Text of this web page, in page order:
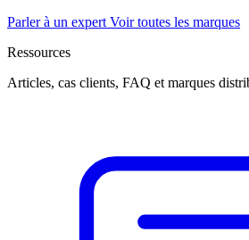
Parler à un expert Voir toutes les marques
Ressources
Articles, cas clients, FAQ et marques